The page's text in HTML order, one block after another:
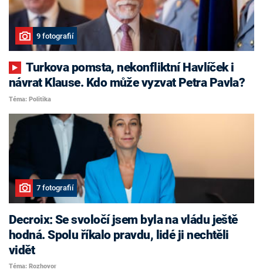
9 fotografií
Turkova pomsta, nekonfliktní Havlíček i
návrat Klause. Kdo může vyzvat Petra Pavla?
Téma: Politika
7 fotografií
Decroix: Se svoločí jsem byla na vládu ještě
hodná. Spolu říkalo pravdu, lidé ji nechtěli
vidět
Téma: Rozhovor